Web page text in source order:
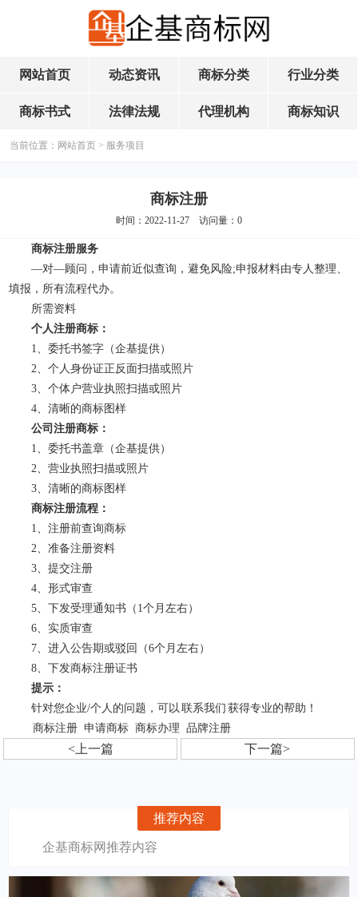
网站首页 动态资讯 商标分类 行业分类
商标书式 法律法规 代理机构 商标知识
当前位置： 网站首页 > 服务项目
商标注册
时间：2022-11-27 访问量： 0
商标注册服务
—对—顾问，申请前近似查询，避免风险;申报材料由专人整理、
填报，所有流程代办。
所需资料
个人注册商标 ：
1、委托书签字（企基提供）
2、个人身份证正反面扫描或照片
3、个体户营业执照扫描或照片
4、清晰的商标图样
公司注册商标 ：
1、委托书盖章（企基提供）
2、营业执照扫描或照片
3、清晰的商标图样
商标注册流程：
1、注册前查询商标
2、准备注册资料
3、提交注册
4、形式审查
5、下发受理通知书（1个月左右）
6、实质审查
7、进入公告期或驳回（6个月左右）
8、下发商标注册证书
提示：
针对您企业/个人的问题，可以 联系我们 获得专业的帮助！
商标注册 申请商标 商标办理 品牌注册
<上一篇 下一篇>
推荐内容
企基商标网推荐内容